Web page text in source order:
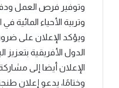
وتوفير فرص العمل ودفع
وتربية الأحياء المائية
ويؤكد الإعلان على
الدول الأفريقية
الإعلان أيضا إلى مشاركة
وختامًا، يدعو إعلان